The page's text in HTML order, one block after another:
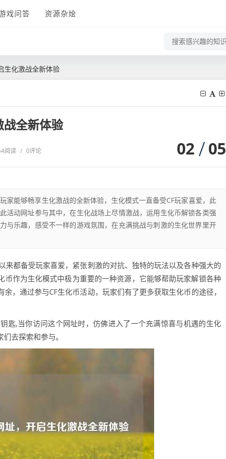
戏问答 资源杂烩
生化激战全新体验
战全新体验
阅读 / 0评论 02 05
家能够畅享生化激战的全新体验，生化模式一直备受CF玩家喜爱，此
活动网址参与其中，在生化战场上尽情激战，运用生化币解锁各类强
与乐趣，感受不一样的游戏氛围，在充满挑战与刺激的生化世界里开
来都备受玩家喜爱，紧张刺激的对抗、独特的玩法以及各种强大的
作为生化模式中极为重要的一种资源，它能够帮助玩家解锁各种
，通过参与CF生化币活动，玩家们有了更多获取生化币的途径，
匙,当你访问这个网址时，仿佛进入了一个充满惊喜与机遇的生化
去探索和参与。